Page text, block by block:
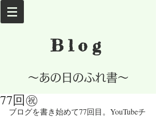
Blog
​～あの日のふれ書～
77回㊗
ブログを書き始めて77回目。YouTubeチ